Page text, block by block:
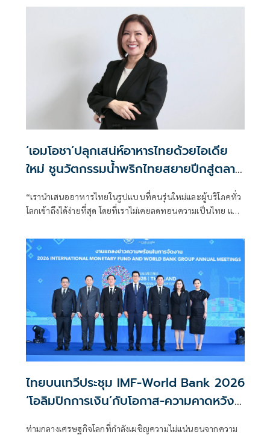
Manufacturing of Thailand for SMEs : GMT SMEs (GMT By
DIPROM)” มาตรฐานการผลิตสำหรับ SMEs ไทย ครอบคลุม
‘เอมโอชา’ปลุกเสน่ห์อาหารไทยด้วยไอเดีย
ใหม่ ชูนวัตกรรมน้ำพริกไทยสยายปีกสู่ตลาด
“เรานำเสนออาหารไทยในรูปแบบที่คนรุ่นใหม่และผู้บริโภคทั่ว
โลกเข้าถึงได้ง่ายที่สุด โดยที่เราไม่เคยลดทอนความเป็นไทย แต่
ไทยบนเทวีประชุม IMF-World Bank 2026
‘โอลิมปิกการเงิน’กับโอกาส-ความคาดหวัง
และโจทย์ใหม่ของศก.
ท่ามกลางเศรษฐกิจโลกที่กำลังเผชิญความไม่แน่นอนจากความ